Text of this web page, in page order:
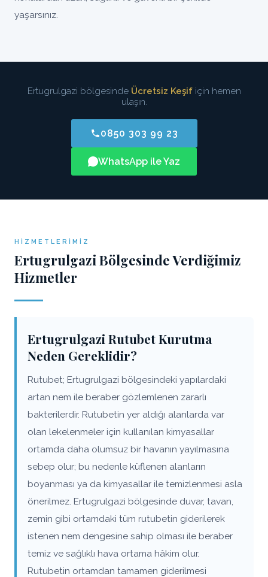
yaşarsınız.
Ertugrulgazi bölgesinde Ücretsiz Keşifiçin hemen
ulaşın.
0850 303 99 23
WhatsApp ile Yaz
HIZMETLERIMIZ
Ertugrulgazi Bölgesinde Verdiğimiz
Hizmetler
Ertugrulgazi Rutubet Kurutma
Neden Gereklidir?
Rutubet; Ertugrulgazi bölgesindeki yapılardaki
artan nem ile beraber gözlemlenen zararlı
bakterilerdir. Rutubetin yer aldığı alanlarda var
olan lekelenmeler için kullanılan kimyasallar
ortamda daha olumsuz bir havanın yayılmasına
sebep olur; bu nedenle küflenen alanların
boyanması ya da kimyasallar ile temizlenmesi asla
önerilmez. Ertugrulgazi bölgesinde duvar, tavan,
zemin gibi ortamdaki tüm rutubetin giderilerek
istenen nem dengesine sahip olması ile beraber
temiz ve sağlıklı hava ortama hâkim olur.
Rutubetin ortamdan tamamen giderilmesi